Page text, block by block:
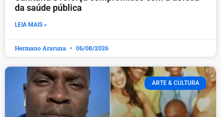
da saúde pública
LEIA MAIS »
Hermano Araruna 06/08/2026
ARTE & CULTURA